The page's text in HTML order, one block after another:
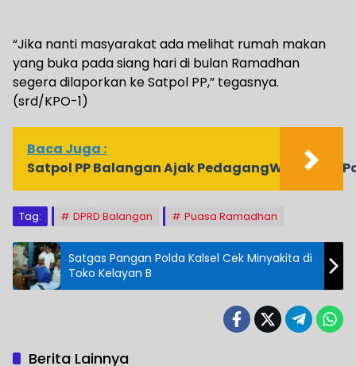
“Jika nanti masyarakat ada melihat rumah makan
yang buka pada siang hari di bulan Ramadhan
segera dilaporkan ke Satpol PP,” tegasnya.
(srd/KPO-1)
Baca Juga :
Satpol PP Balangan Ajak PedagangWujudkan
Tag: DPRD Balangan Puasa Ramadhan
Satgas Pangan Polda Kalsel Cek Minyakita di
Toko Kelayan B
Berita Lainnya